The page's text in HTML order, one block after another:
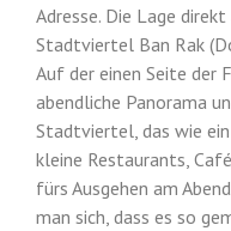
Adresse. Die Lage
Stadtviertel Ban Rak
Auf der einen Seite der
abendliche Panorama
Stadtviertel, das wie
kleine Restaurants,
fürs Ausgehen am
man sich, dass es so